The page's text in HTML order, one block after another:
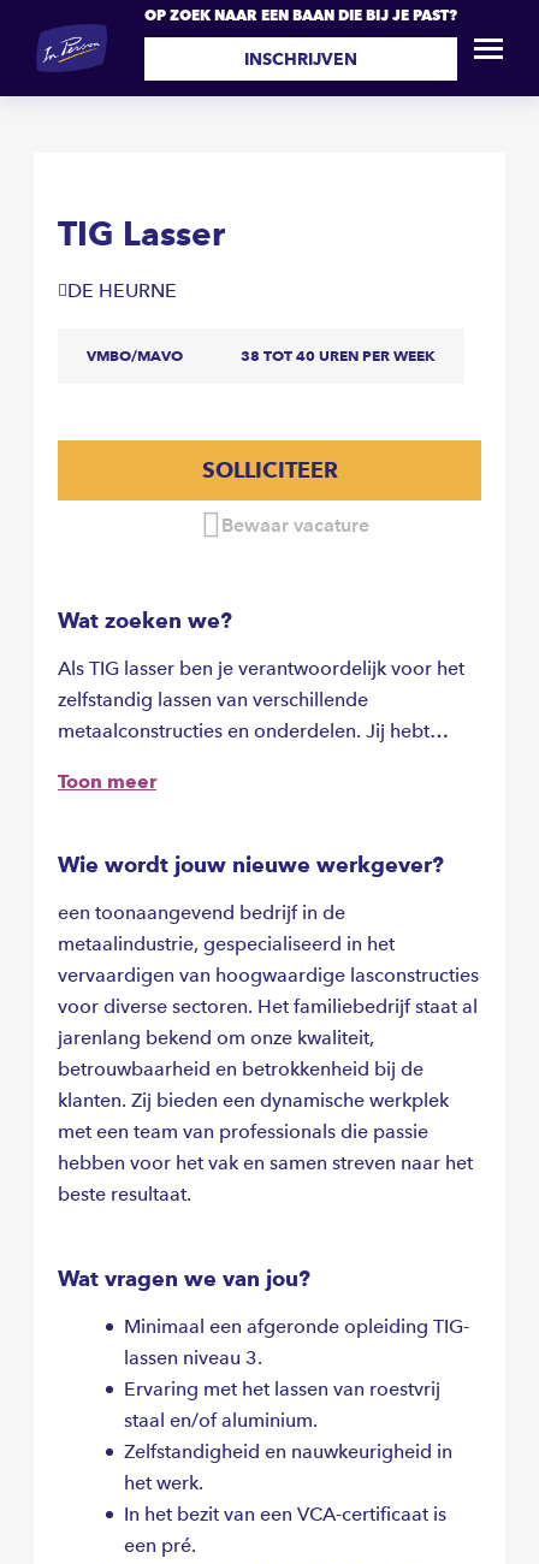
OP ZOEK NAAR EEN BAAN DIE BIJ JE PAST?
INSCHRIJVEN
TIG Lasser
DE HEURNE
VMBO/MAVO 38 TOT 40 UREN PER WEEK
SOLLICITEER
Bewaar vacature
Wat zoeken we?
Als TIG lasser ben je verantwoordelijk voor het
zelfstandig lassen van verschillende
metaalconstructies en onderdelen. Jij hebt
aluminium en andere materialen. Je werkt aan
opdrachten, waarbij precisie en vakmanschap
detail en zorgt ervoor dat de lasnaden voldoen
aan de hoogste kwaliteitsnormen.
Toon meer
Wie wordt jouw nieuwe werkgever?
een toonaangevend bedrijf in de
metaalindustrie, gespecialiseerd in het
vervaardigen van hoogwaardige lasconstructies
voor diverse sectoren. Het familiebedrijf staat al
jarenlang bekend om onze kwaliteit,
betrouwbaarheid en betrokkenheid bij de
klanten. Zij bieden een dynamische werkplek
met een team van professionals die passie
hebben voor het vak en samen streven naar het
beste resultaat.
Wat vragen we van jou?
Minimaal een afgeronde opleiding TIG-
lassen niveau 3.
Ervaring met het lassen van roestvrij
staal en/of aluminium.
Zelfstandigheid en nauwkeurigheid in
het werk.
In het bezit van een VCA-certificaat is
een pré.
TIG Lasser SOLLICITEER